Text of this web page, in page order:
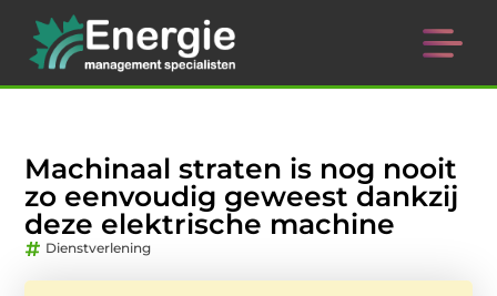
Machinaal straten is nog nooit
zo eenvoudig geweest dankzij
deze elektrische machine
Dienstverlening